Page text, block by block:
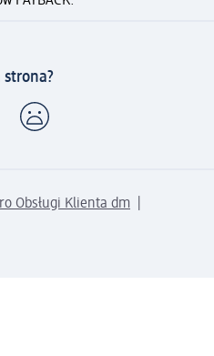
strona?
Obsługi Klienta dm